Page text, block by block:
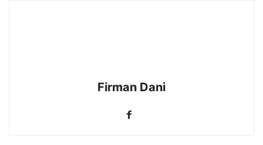
Firman Dani